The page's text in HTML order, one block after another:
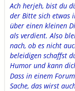
Ach herjeh, bist du
der Bitte sich etwas
über einen kleinen
als verdient. Also
nach, ob es nicht
beleidigen schaffst
Humor und kann
Dass in einem
Sache, das wirst